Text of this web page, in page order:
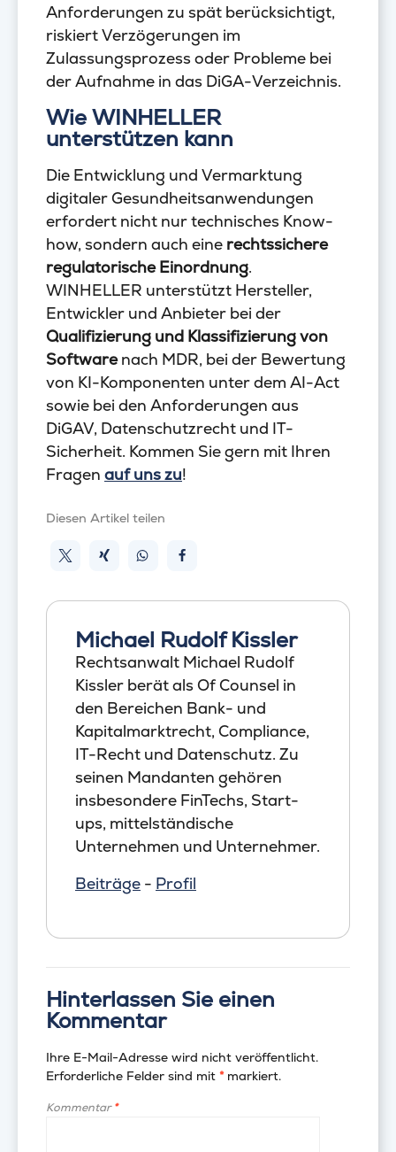
Anforderungen zu spät berücksichtigt,
riskiert Verzögerungen im
Zulassungsprozess oder Probleme bei
der Aufnahme in das DiGA-Verzeichnis.
Wie WINHELLER
unterstützen kann
Die Entwicklung und Vermarktung
digitaler Gesundheitsanwendungen
erfordert nicht nur technisches Know-
how, sondern auch eine rechtssichere
regulatorische Einordnung.
WINHELLER unterstützt Hersteller,
Entwickler und Anbieter bei der
Qualifizierung und Klassifizierung von
Softwarenach MDR, bei der Bewertung
von KI-Komponenten unter dem AI-Act
sowie bei den Anforderungen aus
DiGAV, Datenschutzrecht und IT-
Sicherheit. Kommen Sie gern mit Ihren
Fragen auf uns zu!
Diesen Artikel teilen
Michael Rudolf Kissler
Rechtsanwalt Michael Rudolf
Kissler berät als Of Counsel in
den Bereichen Bank- und
Kapitalmarktrecht, Compliance,
IT-Recht und Datenschutz. Zu
seinen Mandanten gehören
insbesondere FinTechs, Start-
ups, mittelständische
Unternehmen und Unternehmer.
Beiträge - Profil
Hinterlassen Sie einen
Kommentar
Ihre E-Mail-Adresse wird nicht veröffentlicht.
Erforderliche Felder sind mit *markiert.
Kommentar*